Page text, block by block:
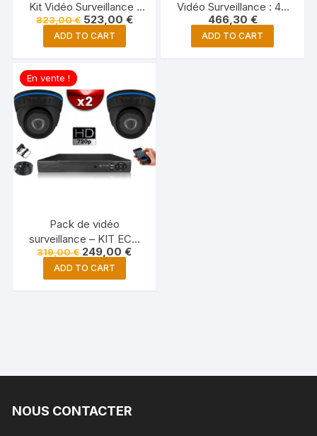
Kit Vidéo Surveillance :
4x Caméras POE Tubes
IR 20M 4 MP +
Enregistreur NVR 8
823,00€ 523,00 €
ADD TO CART
Vidéo Surveillance : 4X
Caméras Tubes WIFI IR
30M Full HD 1080P +
Enregistreur NVR 4
466,30 €
ADD TO CART
En vente !
Pack de vidéo
surveillance – KIT ECO
AHD : 2 Caméras Dômes
CMOS HD 720P +
Enregistreur XVR H264+
319,00€ 249,00€
ADD TO CART
NOUS CONTACTER